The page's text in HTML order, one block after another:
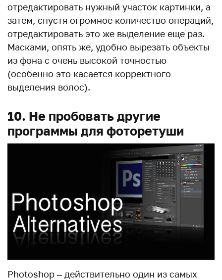
отредактировать нужный участок картинки, а
затем, спустя огромное количество операций,
отредактировать это же выделение еще раз.
Масками, опять же, удобно вырезать объекты
из фона с очень высокой точностью
(особенно это касается корректного
выделения волос).
10. Не пробовать другие
программы для фоторетуши
Photoshop – действительно один из самых